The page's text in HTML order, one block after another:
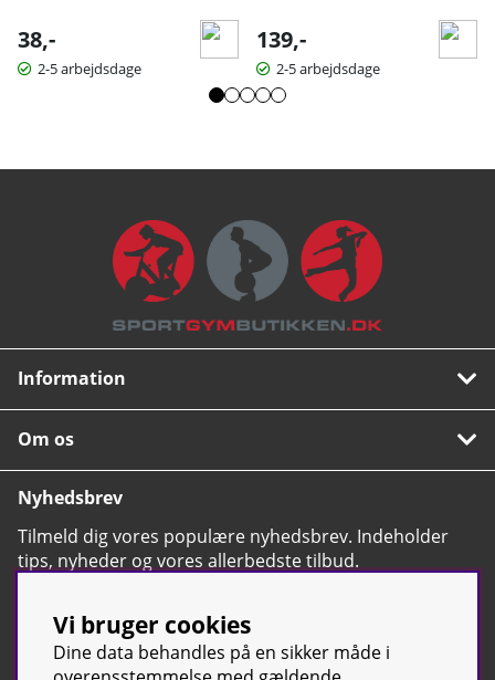
38,-
2-5 arbejdsdage
139,-
2-5 arbejdsdage
Information
Om os
Nyhedsbrev
Tilmeld dig vores populære nyhedsbrev. Indeholder
tips, nyheder og vores allerbedste tilbud.
Vi bruger cookies
Dine data behandles på en sikker måde i